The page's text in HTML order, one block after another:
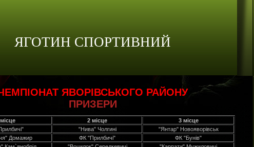
ЯГОТИН СПОРТИВНИЙ
ЯВОРІВСЬКОГО РАЙОНУ
ПРИЗЕРИ
2 місце
3 місце
"Нива" Чолгині
"Янтар" Новояворівськ
Домажир ФК "Прилбичі"
ФК "Бунів"